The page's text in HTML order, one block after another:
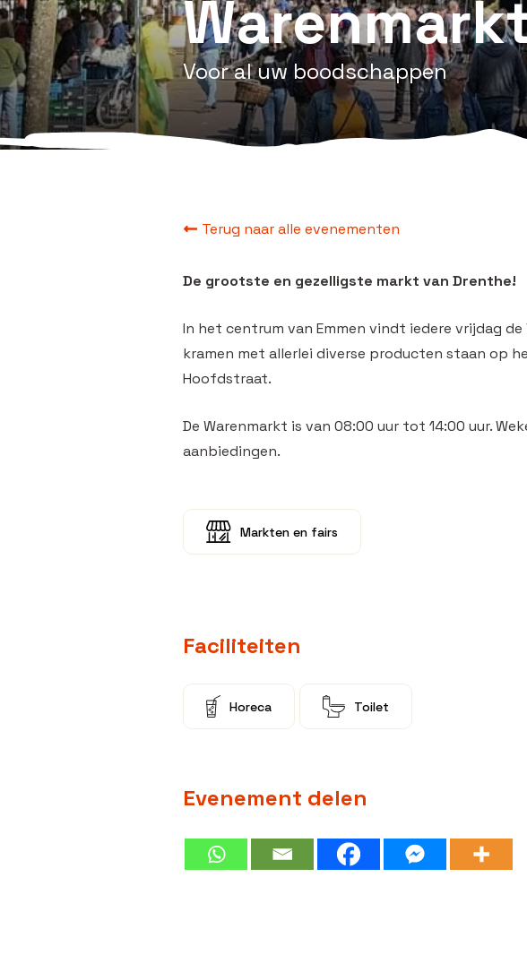
Voor al uw boodschappen
Terug naar alle evenementen
De grootste en gezelligste markt van Drenthe!
In het centrum van Emmen vindt iedere vrijdag de
kramen met allerlei diverse producten staan op
Hoofdstraat.
De Warenmarkt is van 08:00 uur tot 14:00 uur.
aanbiedingen.
Markten en fairs
Faciliteiten
Horeca Toilet
Evenement delen